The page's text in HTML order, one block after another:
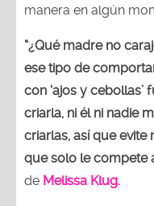
manera en algún
“¿Qué madre no
ese tipo de
con ‘ajos y
criarla, ni él ni nadie
criarlas, así que evite
que solo le compete
de Melissa Klug.